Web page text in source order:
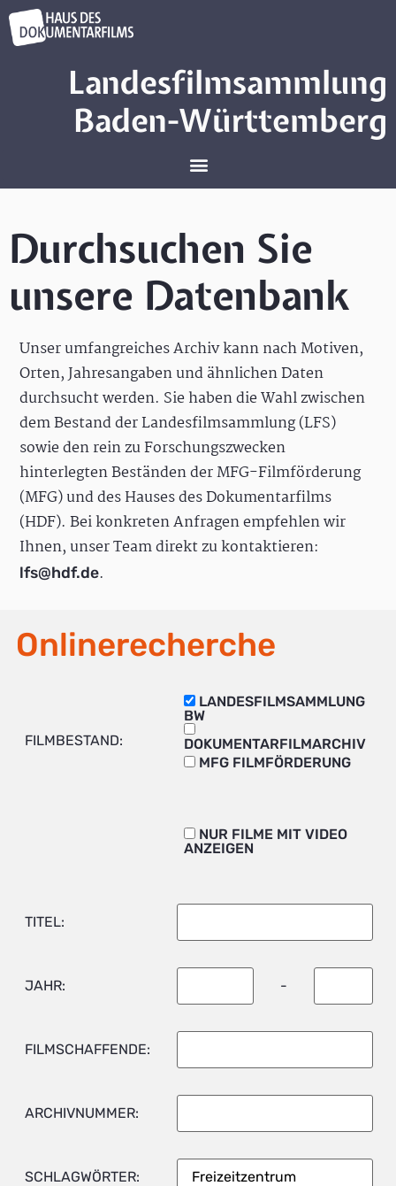
Landesfilmsammlung
Baden-Württemberg
Durchsuchen Sie
unsere Datenbank
Unser umfangreiches Archiv kann nach Motiven,
Orten, Jahresangaben und ähnlichen Daten
durchsucht werden. Sie haben die Wahl zwischen
dem Bestand der Landesfilmsammlung (LFS)
sowie den rein zu Forschungszwecken
hinterlegten Beständen der MFG-Filmförderung
(MFG) und des Hauses des Dokumentarfilms
(HDF). Bei konkreten Anfragen empfehlen wir
Ihnen, unser Team direkt zu kontaktieren:
lfs@hdf.de.
Onlinerecherche
FILMBESTAND:
LANDESFILMSAMMLUNG
BW
DOKUMENTARFILMARCHIV
MFG FILMFÖRDERUNG
NUR FILME MIT VIDEO
ANZEIGEN
TITEL:
JAHR: -
FILMSCHAFFENDE:
ARCHIVNUMMER:
SCHLAGWÖRTER: